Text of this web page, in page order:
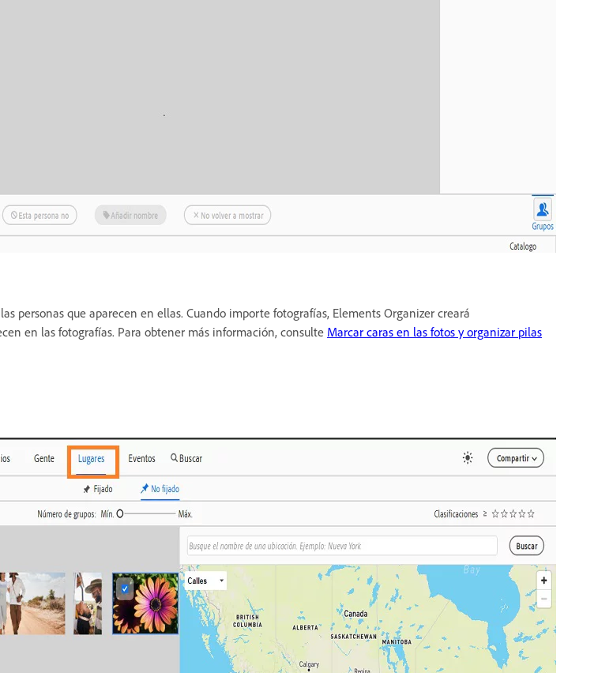
personas que aparecen en ellas. Cuando importe fotografías, Elements Organizer creará
en las fotografías. Para obtener más información, consulte Marcar caras en las fotos y organizar pilas